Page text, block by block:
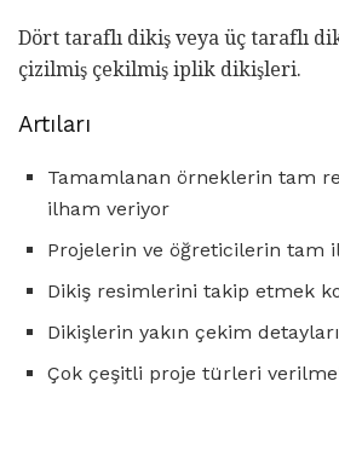
Dört taraflı dikiş veya üç taraflı
çizilmiş çekilmiş iplik dikişleri.
Artıları
Tamamlanan örneklerin tam
ilham veriyor
Projelerin ve öğreticilerin tam
Dikiş resimlerini takip etmek
Dikişlerin yakın çekim detayları
Çok çeşitli proje türleri